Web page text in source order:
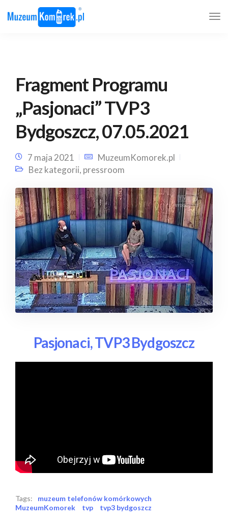
Fragment Programu
„Pasjonaci” TVP3
Bydgoszcz, 07.05.2021
7 maja 2021
MuzeumKomorek.pl
Bez kategorii, pressroom
Pasjonaci, TVP3 Bydgoszcz
Tags:
muzeum telefonów komórkowych
MuzeumKomorek
tvp tvp3 bydgoszcz